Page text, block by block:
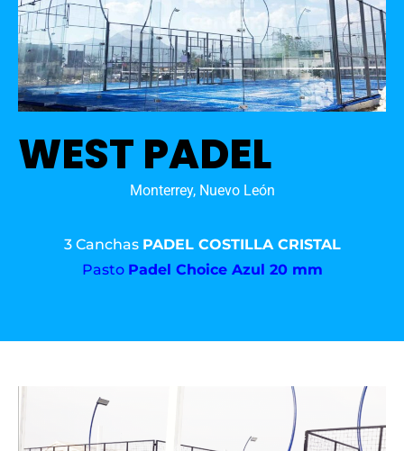
WEST PADEL
Monterrey, Nuevo León
3 Canchas PADEL COSTILLA CRISTAL
Pasto Padel Choice Azul 20 mm